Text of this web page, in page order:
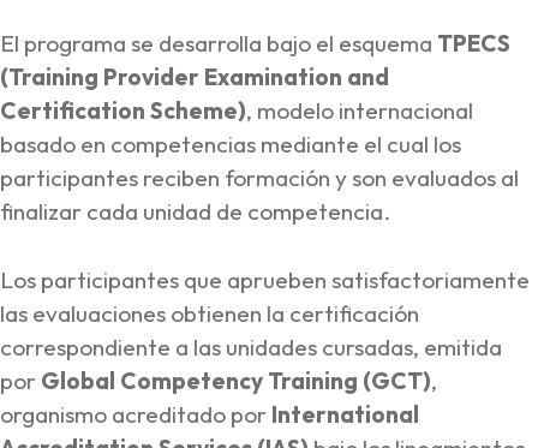
El programa se desarrolla bajo el esquema TPECS
(Training Provider Examination and
Certification Scheme), modelo internacional
basado en competencias mediante el cual los
participantes reciben formación y son evaluados al
finalizar cada unidad de competencia.
Los participantes que aprueben satisfactoriamente
las evaluaciones obtienen la certificación
correspondiente a las unidades cursadas, emitida
por Global Competency Training (GCT),
organismo acreditado por International